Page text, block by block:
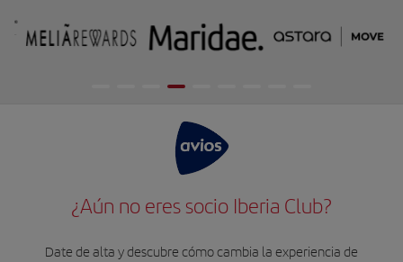
¿Aún no eres socio Iberia Club?
Date de alta y descubre cómo cambia la experiencia de